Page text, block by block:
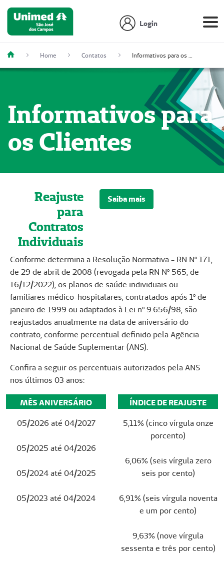
Login
Home Contatos Informativos para os Clientes
Informativos para
os Clientes
Reajuste
para
Contratos
Individuais
Saiba mais
Conforme determina a Resolução Normativa - RN Nº 171,
de 29 de abril de 2008 (revogada pela RN Nº 565, de
16/12/2022), os planos de saúde individuais ou
familiares médico-hospitalares, contratados após 1º de
janeiro de 1999 ou adaptados à Lei nº 9.656/98, são
reajustados anualmente na data de aniversário do
contrato, conforme percentual definido pela Agência
Nacional de Saúde Suplementar (ANS).
Confira a seguir os percentuais autorizados pela ANS
nos últimos 03 anos:
MÊS ANIVERSÁRIO
05/2026 até 04/2027
05/2025 até 04/2026
05/2024 até 04/2025
05/2023 até 04/2024
ÍNDICE DE REAJUSTE
5,11% (cinco vírgula onze
porcento)
6,06% (seis vírgula zero
seis por cento)
6,91% (seis vírgula noventa
e um por cento)
9,63% (nove vírgula
sessenta e três por cento)